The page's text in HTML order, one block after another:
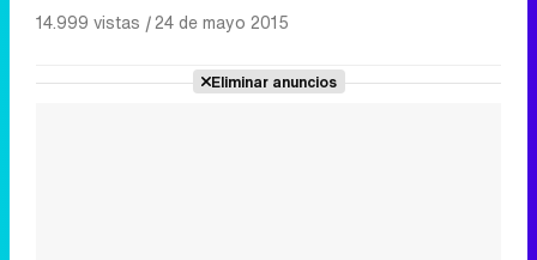
14.999 vistas |24 de mayo 2015
Eliminar anuncios